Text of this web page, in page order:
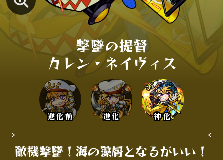
撃墜の提督
カレン・ネイヴィス
進化前 進化 神化
敵機撃墜！海の藻屑となるがいい！